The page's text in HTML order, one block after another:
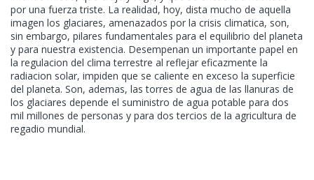
por una fuerza triste. La realidad, hoy, dista mucho de aquella
imagen los glaciares, amenazados por la crisis climatica, son,
sin embargo, pilares fundamentales para el equilibrio del planeta
y para nuestra existencia. Desempenan un importante papel en
la regulacion del clima terrestre al reflejar eficazmente la
radiacion solar, impiden que se caliente en exceso la superficie
del planeta. Son, ademas, las torres de agua de las llanuras de
los glaciares depende el suministro de agua potable para dos
mil millones de personas y para dos tercios de la agricultura de
regadio mundial.